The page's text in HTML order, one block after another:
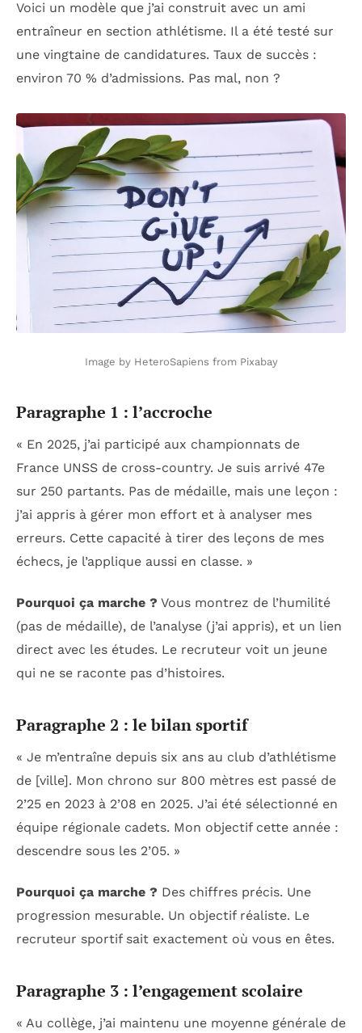
Voici un modèle que j’ai construit avec un ami
entraîneur en section athlétisme. Il a été testé sur
une vingtaine de candidatures. Taux de succès :
environ 70 % d’admissions. Pas mal, non ?
Image by HeteroSapiens from Pixabay
Paragraphe 1 : l’accroche
« En 2025, j’ai participé aux championnats de
France UNSS de cross-country. Je suis arrivé 47e
sur 250 partants. Pas de médaille, mais une leçon :
j’ai appris à gérer mon effort et à analyser mes
erreurs. Cette capacité à tirer des leçons de mes
échecs, je l’applique aussi en classe. »
Pourquoi ça marche ? Vous montrez de l’humilité
(pas de médaille), de l’analyse (j’ai appris), et un lien
direct avec les études. Le recruteur voit un jeune
qui ne se raconte pas d’histoires.
Paragraphe 2 : le bilan sportif
« Je m’entraîne depuis six ans au club d’athlétisme
de [ville]. Mon chrono sur 800 mètres est passé de
2’25 en 2023 à 2’08 en 2025. J’ai été sélectionné en
équipe régionale cadets. Mon objectif cette année :
descendre sous les 2’05. »
Pourquoi ça marche ? Des chiffres précis. Une
progression mesurable. Un objectif réaliste. Le
recruteur sportif sait exactement où vous en êtes.
Paragraphe 3 : l’engagement scolaire
« Au collège, j’ai maintenu une moyenne générale de